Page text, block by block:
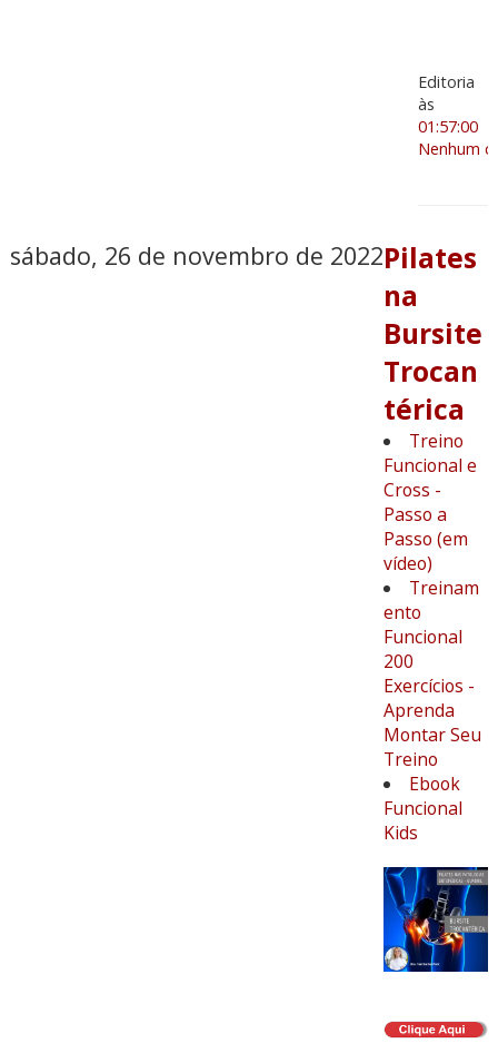
Editoria
às
01:57:00
Nenhum
sábado, 26 de novembro de 2022Pilates
na
Bursite
Trocan
térica
Treino
Funcional e
Cross -
Passo a
Passo (em
vídeo)
Treinam
ento
Funcional
200
Exercícios -
Aprenda
Montar Seu
Treino
Ebook
Funcional
Kids